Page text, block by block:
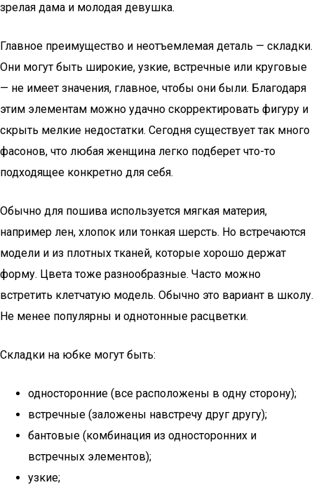
зрелая дама и молодая девушка.
Главное преимущество и неотъемлемая деталь — складки.
Они могут быть широкие, узкие, встречные или круговые
— не имеет значения, главное, чтобы они были. Благодаря
этим элементам можно удачно скорректировать фигуру и
скрыть мелкие недостатки. Сегодня существует так много
фасонов, что любая женщина легко подберет что-то
подходящее конкретно для себя.
Обычно для пошива используется мягкая материя,
например лен, хлопок или тонкая шерсть. Но встречаются
модели и из плотных тканей, которые хорошо держат
форму. Цвета тоже разнообразные. Часто можно
встретить клетчатую модель. Обычно это вариант в школу.
Не менее популярны и однотонные расцветки.
Складки на юбке могут быть:
односторонние (все расположены в одну сторону);
встречные (заложены навстречу друг другу);
бантовые (комбинация из односторонних и
встречных элементов);
узкие;